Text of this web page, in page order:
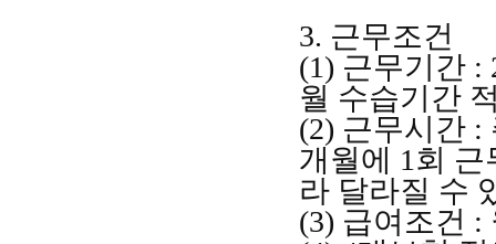
3. 근무조건
(1) 근무기간 :
월 수습기간
(2) 근무시간 :
개월에 1 회 근
라 달라질 수
(3) 급여조건 :